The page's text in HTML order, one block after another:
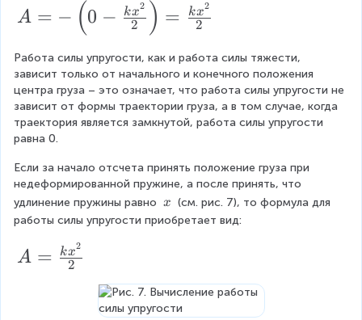
)
\f
r
a
c
k
x
_
1
^
{
_
1
+
x
2
}
{
}
o
t
(
x
_
{
1
}
-
x
_
2
\
ri
g
h
=
\f
r
c
A
-
\l
ef
t(
0
-
\f
r
c
A = − (0 − 2
kx2 ) = 2
kx2
Работа силы упругости, как и работа силы тяжести,
зависит только от начального и конечного положения
центра груза – это означает, что работа силы упругости не
зависит от формы траектории груза, а в том случае, когда
траектория является замкнутой, работа силы упругости
равна 0.
Если за начало отсчета принять положение груза при
недеформированной пружине, а после принять, что
удлинение пружины равно \
\
x (см. рис. 7), то формула для
работы силы упругости приобретает вид:
A
A = 2
kx2